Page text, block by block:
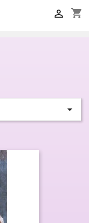
shopping_cart

